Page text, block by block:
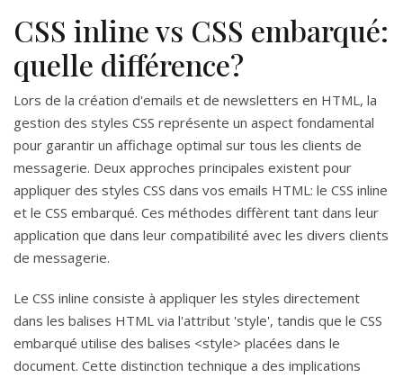
CSS inline vs CSS embarqué:
quelle différence?
Lors de la création d'emails et de newsletters en HTML, la
gestion des styles CSS représente un aspect fondamental
pour garantir un affichage optimal sur tous les clients de
messagerie. Deux approches principales existent pour
appliquer des styles CSS dans vos emails HTML: le CSS inline
et le CSS embarqué. Ces méthodes diffèrent tant dans leur
application que dans leur compatibilité avec les divers clients
de messagerie.
Le CSS inline consiste à appliquer les styles directement
dans les balises HTML via l'attribut 'style', tandis que le CSS
embarqué utilise des balises <style> placées dans le
document. Cette distinction technique a des implications